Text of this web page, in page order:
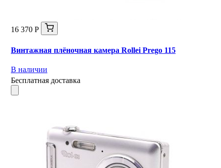
16 370 Р
Винтажная плёночная камера Rollei Prego 115
В наличии
Бесплатная доставка